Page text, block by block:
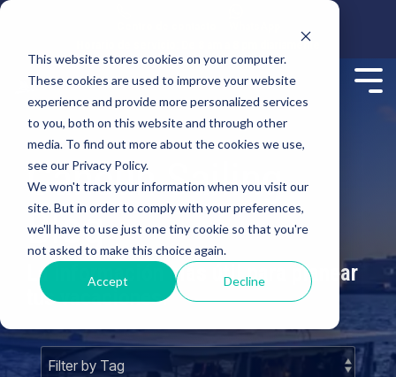
This website stores cookies on your computer.
These cookies are used to improve your website
experience and provide more personalized services
to you, both on this website and through other
media. To find out more about the cookies we use,
see our Privacy Policy.
We won't track your information when you visit our
site. But in order to comply with your preferences,
we'll have to use just one tiny cookie so that you're
not asked to make this choice again.
Accept Decline
Horario de servicio: De 8 am a 8 pm diariamente
Cancun Sailing
Blog
La información más útil para planear
tus vacaciones.